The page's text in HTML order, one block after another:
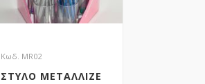
Κωδ. MR02
ΣΤΥΛΟ ΜΕΤΑΛΛΙΖΕ